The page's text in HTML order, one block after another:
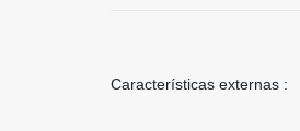
Características externas :